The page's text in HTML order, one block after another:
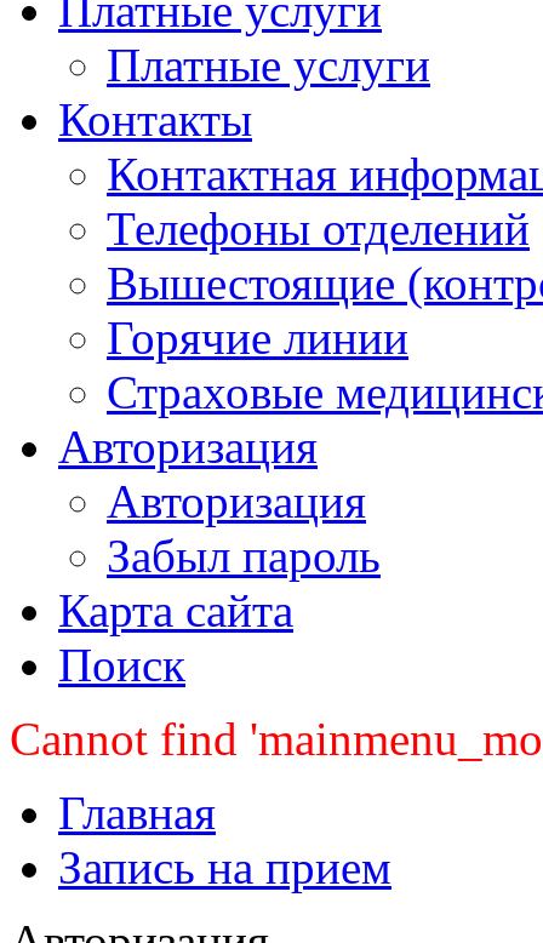
Платные услуги
Контакты
Контактная
Телефоны отделений
Вышестоящие
Горячие линии
Страховые
Авторизация
Авторизация
Забыл пароль
Карта сайта
Поиск
Cannot find
Главная
Запись на прием